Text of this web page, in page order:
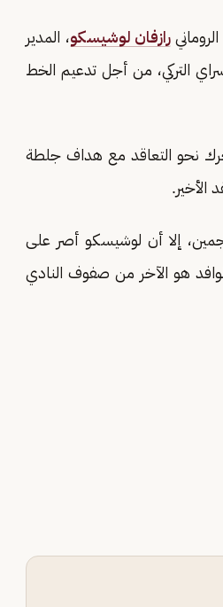
رازفان لوشيسكو، المدير
التركي، من أجل تدعيم الخط
نحو التعاقد مع هداف جلطة
الأخير.
إلا أن لوشيسكو أصر على
هو الآخر من صفوف النادي